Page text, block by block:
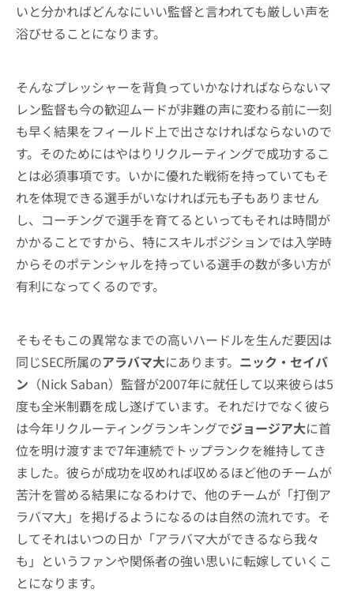
いと分かればどんなにいい監督と言われても厳しい声を
浴びせることになります。
そんなプレッシャーを背負っていかなければならないマ
レン監督も今の歓迎ムードが非難の声に変わる前に一刻
も早く結果をフィールド上で出さなければならないので
す。そのためにはやはりリクルーティングで成功するこ
とは必須事項です。いかに優れた戦術を持っていてもそ
れを体現できる選手がいなければ元も子もありません
し、コーチングで選手を育てるといってもそれは時間が
かかることですから、特にスキルポジションでは入学時
からそのポテンシャルを持っている選手の数が多い方が
有利になってくるのです。
そもそもこの異常なまでの高いハードルを生んだ要因は
同じSEC所属のアラバマ大にあります。 ニック・セイバ
ン （Nick Saban）監督が2007年に就任して以来彼らは5
度も全米制覇を成し遂げています。それだけでなく彼ら
は今年リクルーティングランキングでジョージア大に首
位を明け渡すまで7年連続でトップランクを維持してき
ました。彼らが成功を収めれば収めるほど他のチームが
苦汁を嘗める結果になるわけで、他のチームが「打倒ア
ラバマ大」を掲げるようになるのは自然の流れです。そ
してそれはいつの日か「アラバマ大ができるなら我々
も」というファンや関係者の強い思いに転嫁していくこ
とになります。